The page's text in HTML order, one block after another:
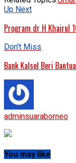
Up Next
Program dr H Khairul
Don't Miss
Bank Kalsel Beri
adminsuaraborneo
You may like